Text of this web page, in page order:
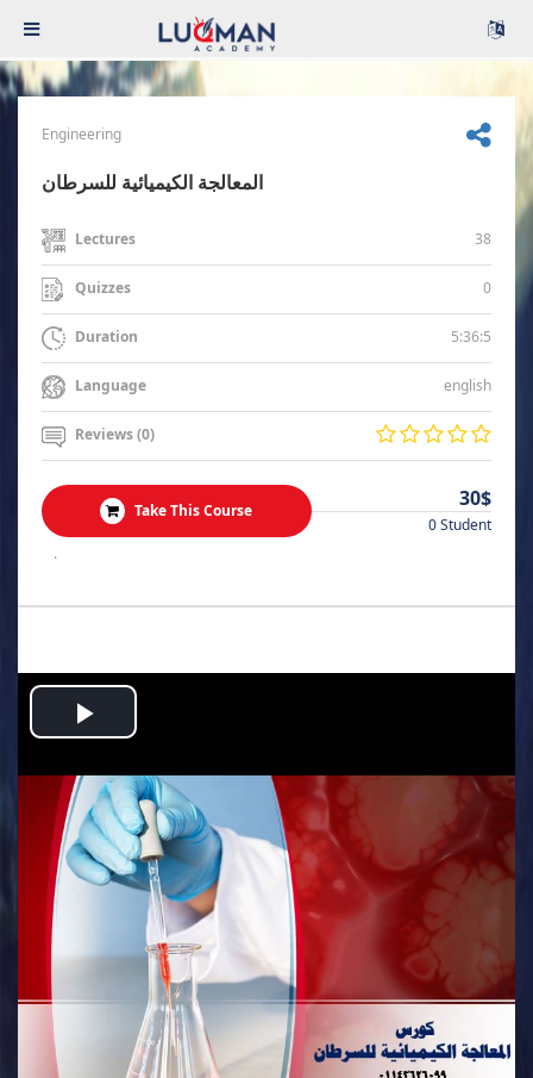
Engineering
المعالجة الكيميائية للسرطان
Lectures 38
Quizzes 0
Duration 5:36:5
Language english
Reviews (0)
Take This Course 30$
0 Student
.
Play
Video